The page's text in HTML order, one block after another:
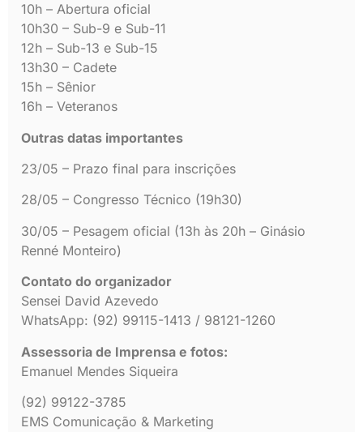
10h – Abertura oficial
10h30 – Sub-9 e Sub-11
12h – Sub-13 e Sub-15
13h30 – Cadete
15h – Sênior
16h – Veteranos
Outras datas importantes
23/05 – Prazo final para inscrições
28/05 – Congresso Técnico (19h30)
30/05 – Pesagem oficial (13h às 20h – Ginásio
Renné Monteiro)
Contato do organizador
Sensei David Azevedo
WhatsApp: (92) 99115-1413 / 98121-1260
Assessoria de Imprensa e fotos:
Emanuel Mendes Siqueira
(92) 99122-3785
EMS Comunicação & Marketing